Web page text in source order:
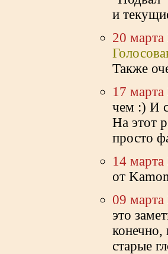
и
20 марта
Также
17 марта
чем :) И
На этот
просто
14 марта
от
09 марта
это
конечно,
старые